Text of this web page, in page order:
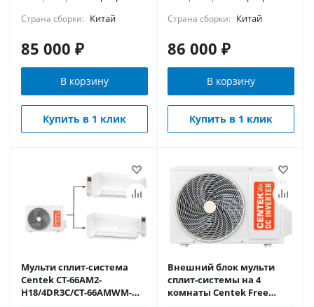
Страна сборки: Китай
85 000 ₽
В корзину
Купить в 1 клик
Страна сборки: Китай
86 000 ₽
В корзину
Купить в 1 клик
Мульти сплит-система
Centek CT-66AM2-
H18/4DR3C/CT-66AMWM-
Внешний блок мульти
сплит-системы на 4
комнаты Centek Free